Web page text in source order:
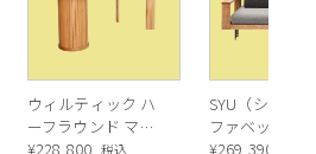
ウィルティック ハ
ーフラウンド マテ
ィエラ塗装 ダイニ
¥228,800 税込
SYU（シュウ
ファベッド（
ュラル）
¥269,390